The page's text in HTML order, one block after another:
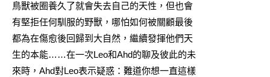
鳥獸被圈養久了就會失去自己的天性，但也會
有堅拒任何馴服的野獸，哪怕如何被關顧最後
都為在傷愈後回歸到大自然，繼續發揮他們天
生的本能……在一次Leo和Ahd的聊及彼此的未
來時，Ahd對Leo表示疑惑：難道你想一直這樣